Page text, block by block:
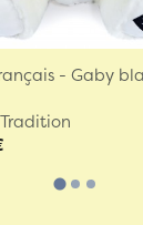
- Gaby